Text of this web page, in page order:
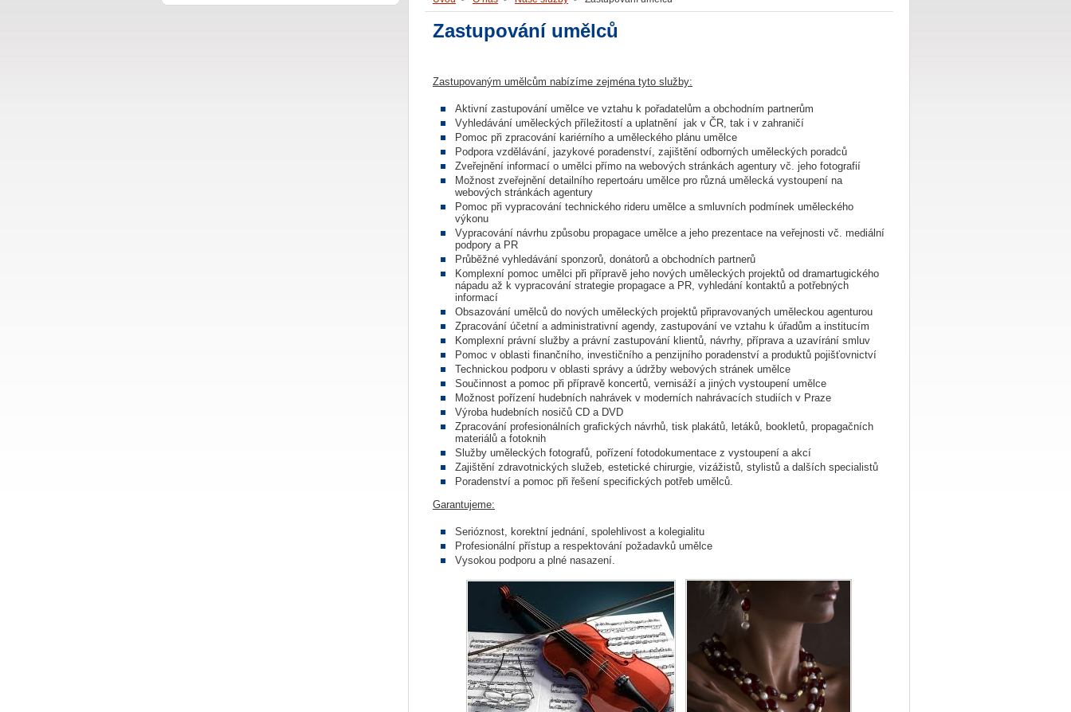
Zastupování umělců
Zastupovaným umělcům nabízíme zejména tyto služby:
Aktivní zastupování umělce ve vztahu k pořadatelům a obchodním partnerům
Vyhledávání uměleckých příležitostí a uplatnění jak v ČR, tak i v zahraničí
Pomoc při zpracování kariérního a uměleckého plánu umělce
Podpora vzdělávání, jazykové poradenství, zajištění odborných uměleckých poradců
Zveřejnění informací o umělci přímo na webových stránkách agentury vč. jeho fotografií
Možnost zveřejnění detailního repertoáru umělce pro různá umělecká vystoupení na
webových stránkách agentury
Pomoc při vypracování technického rideru umělce a smluvních podmínek uměleckého
výkonu
Vypracování návrhu způsobu propagace umělce a jeho prezentace na veřejnosti vč. mediální
podpory a PR
Průběžné vyhledávání sponzorů, donátorů a obchodních partnerů
Komplexní pomoc umělci při přípravě jeho nových uměleckých projektů od dramartugického
nápadu až k vypracování strategie propagace a PR, vyhledání kontaktů a potřebných
informací
Obsazování umělců do nových uměleckých projektů připravovaných uměleckou agenturou
Zpracování účetní a administrativní agendy, zastupování ve vztahu k úřadům a institucím
Komplexní právní služby a právní zastupování klientů, návrhy, příprava a uzavírání smluv
Pomoc v oblasti finančního, investičního a penzijního poradenství a produktů pojišťovnictví
Technickou podporu v oblasti správy a údržby webových stránek umělce
Součinnost a pomoc při přípravě koncertů, vernisáží a jiných vystoupení umělce
Možnost pořízení hudebních nahrávek v moderních nahrávacích studiích v Praze
Výroba hudebních nosičů CD a DVD
Zpracování profesionálních grafických návrhů, tisk plakátů, letáků, bookletů, propagačních
materiálů a fotoknih
Služby uměleckých fotografů, pořízení fotodokumentace z vystoupení a akcí
Zajištění zdravotnických služeb, estetické chirurgie, vizážistů, stylistů a dalších specialistů
Poradenství a pomoc při řešení specifických potřeb umělců.
Garantujeme:
Serióznost, korektní jednání, spolehlivost a kolegialitu
Profesionální přístup a respektování požadavků umělce
Vysokou podporu a plné nasazení.